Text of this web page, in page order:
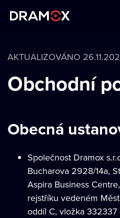
AKTUALIZOVÁNO
Obchodní
Obecná
Společnost Dramox
Bucharova 2928/14a,
Aspira Business
rejstříku vedeném
oddíl C, vložka 332337